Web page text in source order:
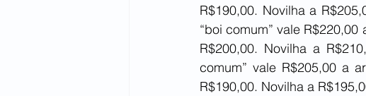
R$190,00. Novilha a
“boi comum” vale
R$200,00. Novilha a
comum” vale R$205,00 a
R$190,00. Novilha a